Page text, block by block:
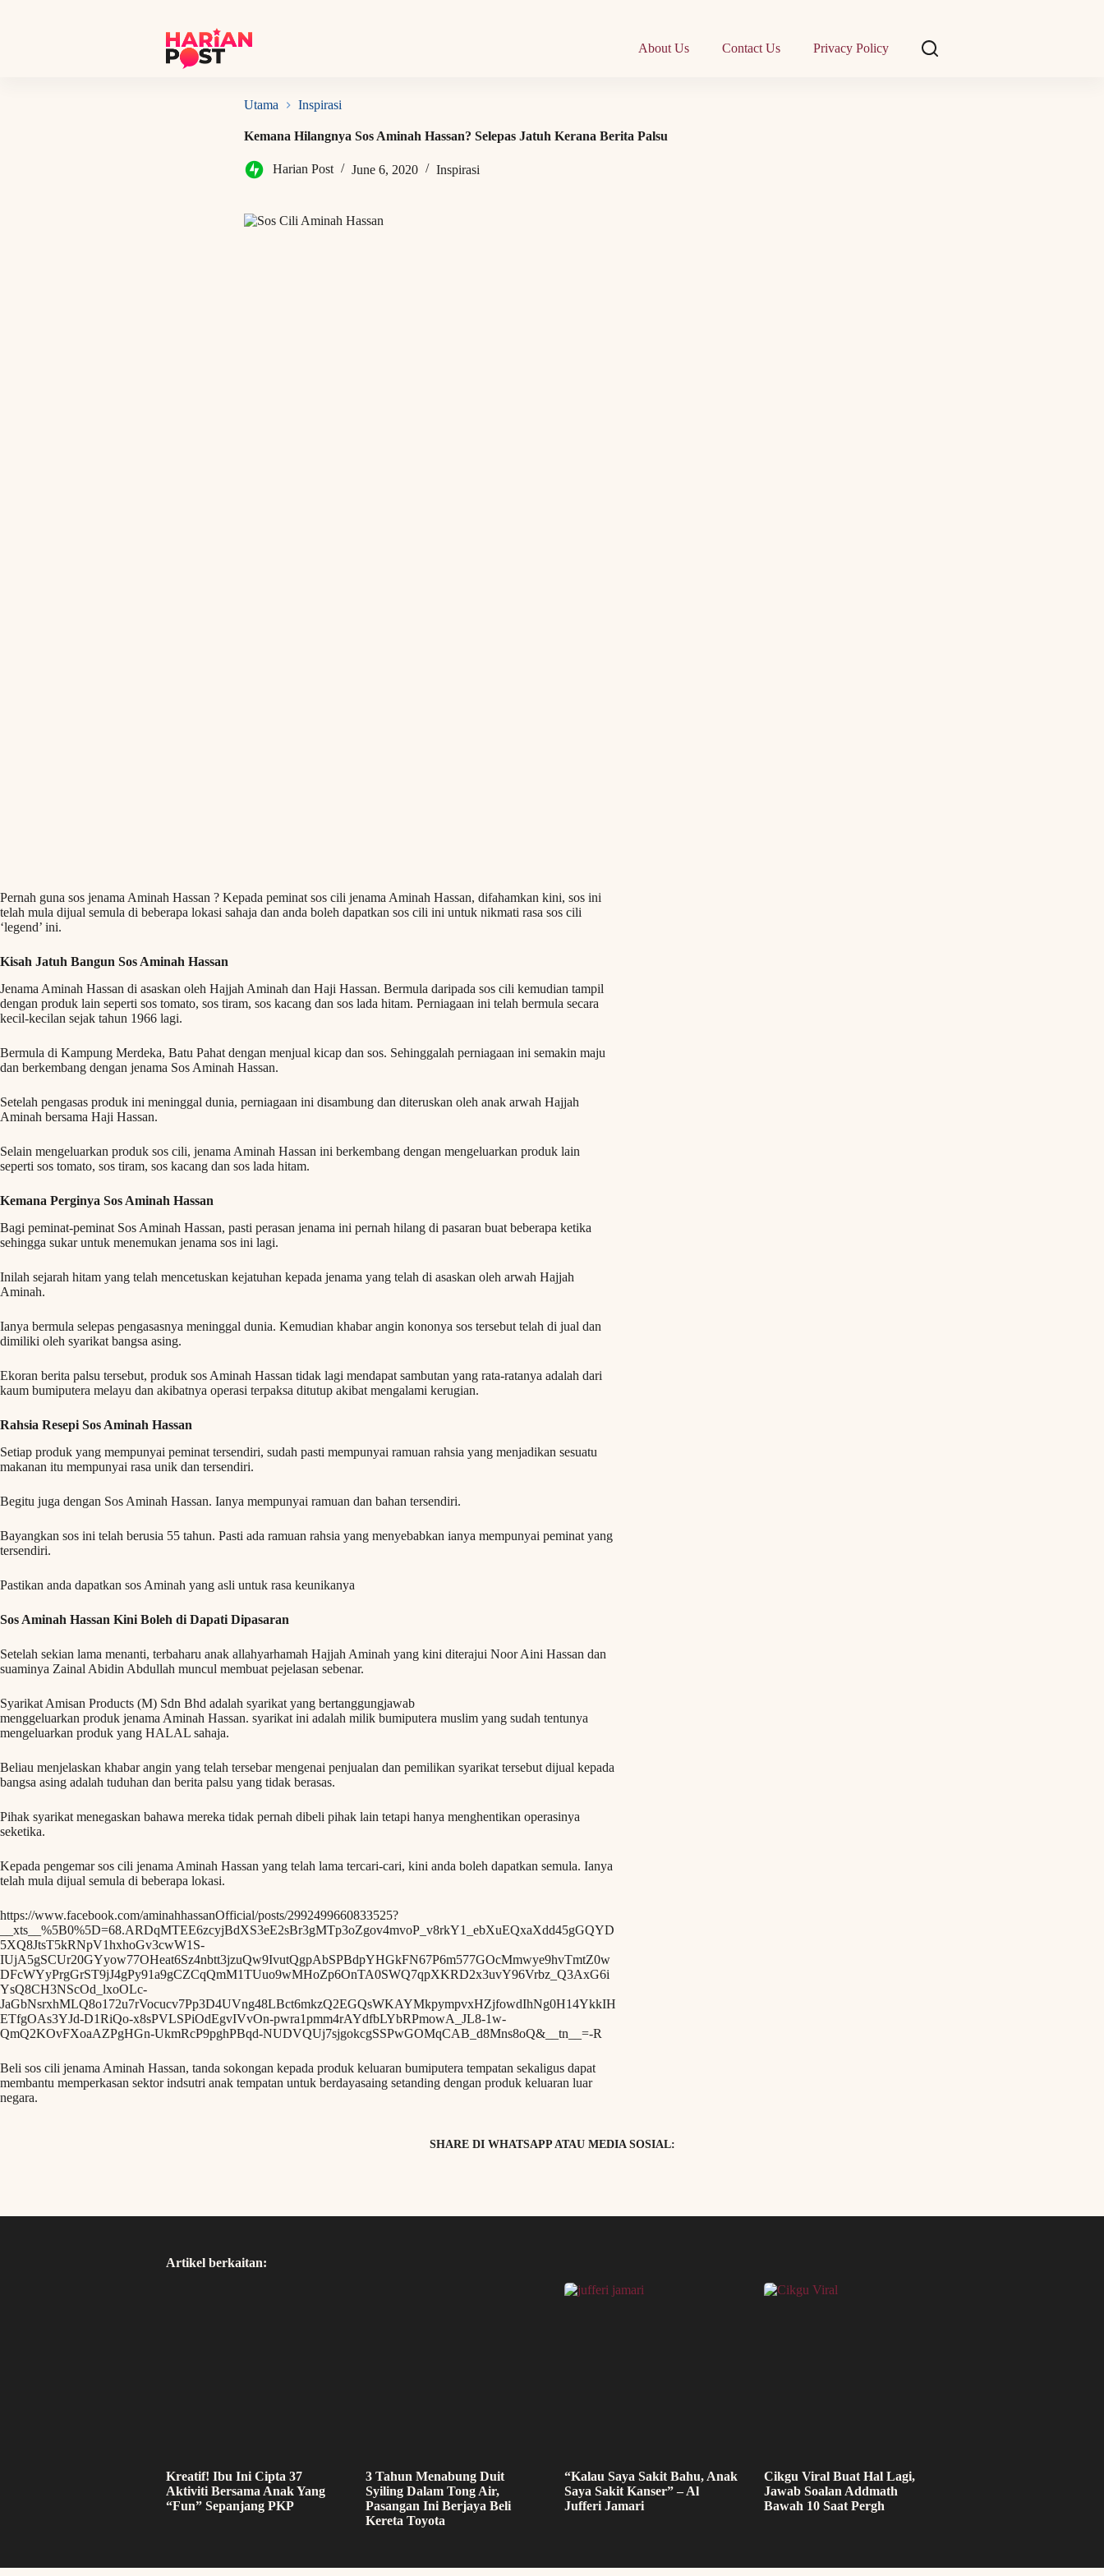
About Us Contact Us Privacy Policy
Utama Inspirasi
Kemana Hilangnya Sos Aminah Hassan? Selepas Jatuh Kerana Berita Palsu
Harian Post June 6, 2020 Inspirasi
Pernah guna sos jenama Aminah Hassan ? Kepada peminat sos cili jenama Aminah Hassan, difahamkan kini, sos ini
telah mula dijual semula di beberapa lokasi sahaja dan anda boleh dapatkan sos cili ini untuk nikmati rasa sos cili
‘legend’ ini.
Kisah Jatuh Bangun Sos Aminah Hassan
Jenama Aminah Hassan di asaskan oleh Hajjah Aminah dan Haji Hassan. Bermula daripada sos cili kemudian tampil
dengan produk lain seperti sos tomato, sos tiram, sos kacang dan sos lada hitam. Perniagaan ini telah bermula secara
kecil-kecilan sejak tahun 1966 lagi.
Bermula di Kampung Merdeka, Batu Pahat dengan menjual kicap dan sos. Sehinggalah perniagaan ini semakin maju
dan berkembang dengan jenama Sos Aminah Hassan.
Setelah pengasas produk ini meninggal dunia, perniagaan ini disambung dan diteruskan oleh anak arwah Hajjah
Aminah bersama Haji Hassan.
Selain mengeluarkan produk sos cili, jenama Aminah Hassan ini berkembang dengan mengeluarkan produk lain
seperti sos tomato, sos tiram, sos kacang dan sos lada hitam.
Kemana Perginya Sos Aminah Hassan
Bagi peminat-peminat Sos Aminah Hassan, pasti perasan jenama ini pernah hilang di pasaran buat beberapa ketika
sehingga sukar untuk menemukan jenama sos ini lagi.
Inilah sejarah hitam yang telah mencetuskan kejatuhan kepada jenama yang telah di asaskan oleh arwah Hajjah
Aminah.
Ianya bermula selepas pengasasnya meninggal dunia. Kemudian khabar angin kononya sos tersebut telah di jual dan
dimiliki oleh syarikat bangsa asing.
Ekoran berita palsu tersebut, produk sos Aminah Hassan tidak lagi mendapat sambutan yang rata-ratanya adalah dari
kaum bumiputera melayu dan akibatnya operasi terpaksa ditutup akibat mengalami kerugian.
Rahsia Resepi Sos Aminah Hassan
Setiap produk yang mempunyai peminat tersendiri, sudah pasti mempunyai ramuan rahsia yang menjadikan sesuatu
makanan itu mempunyai rasa unik dan tersendiri.
Begitu juga dengan Sos Aminah Hassan. Ianya mempunyai ramuan dan bahan tersendiri.
Bayangkan sos ini telah berusia 55 tahun. Pasti ada ramuan rahsia yang menyebabkan ianya mempunyai peminat yang
tersendiri.
Pastikan anda dapatkan sos Aminah yang asli untuk rasa keunikanya
Sos Aminah Hassan Kini Boleh di Dapati Dipasaran
Setelah sekian lama menanti, terbaharu anak allahyarhamah Hajjah Aminah yang kini diterajui Noor Aini Hassan dan
suaminya Zainal Abidin Abdullah muncul membuat pejelasan sebenar.
Syarikat Amisan Products (M) Sdn Bhd adalah syarikat yang bertanggungjawab
menggeluarkan produk jenama Aminah Hassan. syarikat ini adalah milik bumiputera muslim yang sudah tentunya
mengeluarkan produk yang HALAL sahaja.
Beliau menjelaskan khabar angin yang telah tersebar mengenai penjualan dan pemilikan syarikat tersebut dijual kepada
bangsa asing adalah tuduhan dan berita palsu yang tidak berasas.
Pihak syarikat menegaskan bahawa mereka tidak pernah dibeli pihak lain tetapi hanya menghentikan operasinya
seketika.
Kepada pengemar sos cili jenama Aminah Hassan yang telah lama tercari-cari, kini anda boleh dapatkan semula. Ianya
telah mula dijual semula di beberapa lokasi.
https://www.facebook.com/aminahhassanOfficial/posts/2992499660833525?
__xts__%5B0%5D=68.ARDqMTEE6zcyjBdXS3eE2sBr3gMTp3oZgov4mvoP_v8rkY1_ebXuEQxaXdd45gGQYD
5XQ8JtsT5kRNpV1hxhoGv3cwW1S-
IUjA5gSCUr20GYyow77OHeat6Sz4nbtt3jzuQw9IvutQgpAbSPBdpYHGkFN67P6m577GOcMmwye9hvTmtZ0w
DFcWYyPrgGrST9jJ4gPy91a9gCZCqQmM1TUuo9wMHoZp6OnTA0SWQ7qpXKRD2x3uvY96Vrbz_Q3AxG6i
YsQ8CH3NScOd_lxoOLc-
JaGbNsrxhMLQ8o172u7rVocucv7Pp3D4UVng48LBct6mkzQ2EGQsWKAYMkpympvxHZjfowdIhNg0H14YkkIH
ETfgOAs3YJd-D1RiQo-x8sPVLSPiOdEgvIVvOn-pwra1pmm4rAYdfbLYbRPmowA_JL8-1w-
QmQ2KOvFXoaAZPgHGn-UkmRcP9pghPBqd-NUDVQUj7sjgokcgSSPwGOMqCAB_d8Mns8oQ&__tn__=-R
Beli sos cili jenama Aminah Hassan, tanda sokongan kepada produk keluaran bumiputera tempatan sekaligus dapat
membantu memperkasan sektor indsutri anak tempatan untuk berdayasaing setanding dengan produk keluaran luar
negara.
SHARE DI WHATSAPP ATAU MEDIA SOSIAL:
Artikel berkaitan:
Kreatif! Ibu Ini Cipta 37
Aktiviti Bersama Anak Yang
“Fun” Sepanjang PKP
3 Tahun Menabung Duit
Syiling Dalam Tong Air,
Pasangan Ini Berjaya Beli
Kereta Toyota
“Kalau Saya Sakit Bahu, Anak
Saya Sakit Kanser” – Al
Jufferi Jamari
Cikgu Viral Buat Hal Lagi,
Jawab Soalan Addmath
Bawah 10 Saat Pergh